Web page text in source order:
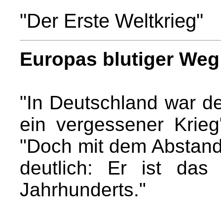
"Der Erste Weltkrieg"
Europas blutiger
"In Deutschland war
ein vergessener
"Doch mit dem
deutlich: Er ist das
Jahrhunderts."